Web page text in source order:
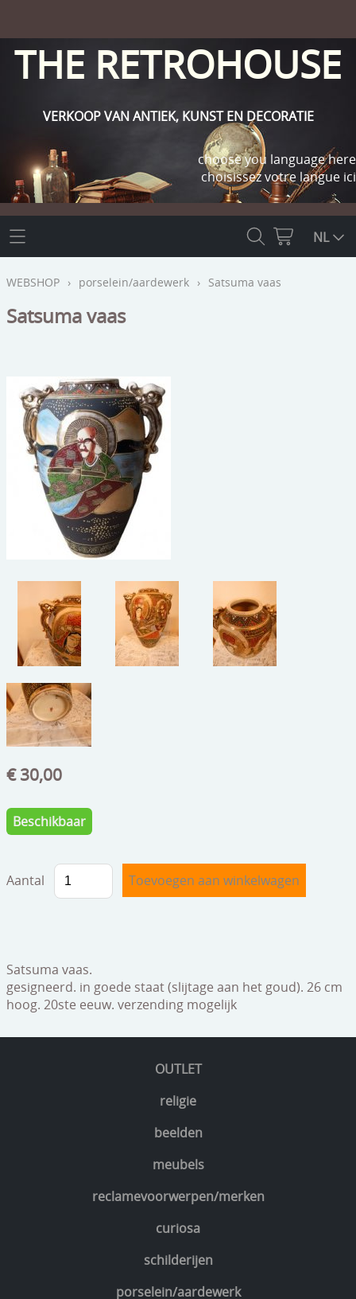
THE RETROHOUSE
VERKOOP VAN ANTIEK, KUNST EN DECORATIE
choose you language here
choisissez votre langue ici
THE RETROHOUSE
WEBSHOP
OUTLET
meubels
reclamevoorwerpen/merken
curiosa
schilderijen
porselein/aardewerk
medailles/munten/bankbiljetten
ets/tekening/litho/gravure
glaswerk
lamp/luchter
speelgoed
klokken
spiegels
boeken
INFO
CONTACT
NL
OUTLET
religie
beelden
meubels
reclamevoorwerpen/merken
curiosa
schilderijen
porselein/aardewerk
WEBSHOP › porselein/aardewerk › Satsuma vaas
Satsuma vaas
€ 30,00
Beschikbaar
Aantal
Satsuma vaas.
gesigneerd. in goede staat (slijtage aan het goud). 26 cm
hoog. 20ste eeuw. verzending mogelijk